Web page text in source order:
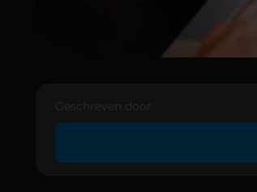
Geschreven door